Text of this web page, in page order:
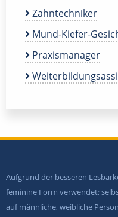
Zahntechniker
Mund-Kiefer-
Praxismanager
Aufgrund der besseren
feminine Form verwendet;
auf männliche, weibliche